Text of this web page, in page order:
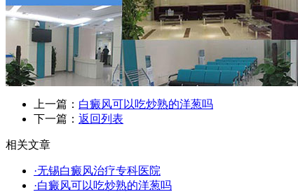
上一篇： 白癜风可以吃炒熟的洋葱吗
下一篇： 返回列表
相关文章
·无锡白癜风治疗专科医院
·白癜风可以吃炒熟的洋葱吗